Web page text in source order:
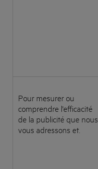
Pour mesurer ou
comprendre l'efficacité
de la publicité que nous
vous adressons et.